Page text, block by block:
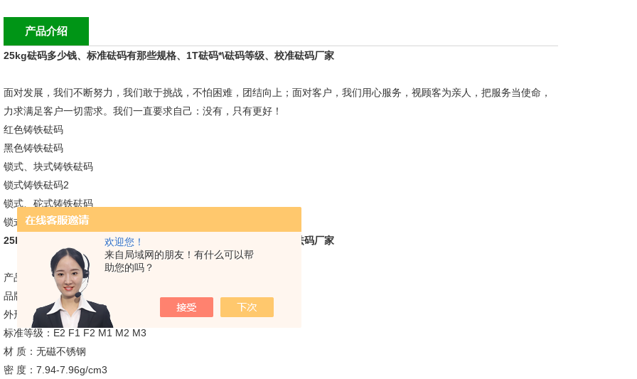
欢迎您！
来自局域网的朋友！有什么可以帮
助您的吗？
产品介绍
25kg砝码多少钱、标准砝码有那些规格、1T砝码*\砝码等级、校准砝码厂家
面对发展，我们不断努力，我们敢于挑战，不怕困难，团结向上；面对客户，我们用心服务，视顾客为亲人，把服务当使命，
力求满足客户一切需求。我们一直要求自己：没有，只有更好！
红色铸铁砝码
黑色铸铁砝码
锁式、块式铸铁砝码
锁式铸铁砝码2
锁式、砣式铸铁砝码
锁式铸铁砝码
25kg砝码多少钱、标准砝码有那些规格、1T砝码*\砝码等级、校准砝码厂家
产品型号： 1mg-25kg 不锈钢砝码
品牌： 越衡
外形尺寸： 标准（mm）
标准等级：E2 F1 F2 M1 M2 M3
材 质：无磁不锈钢
密 度：7.94-7.96g/cm3